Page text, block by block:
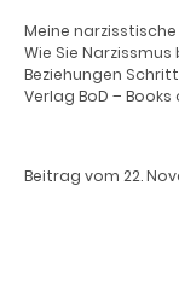
Meine
Wie Sie
Beziehungen
Verlag BoD –
Beitrag vom 22.